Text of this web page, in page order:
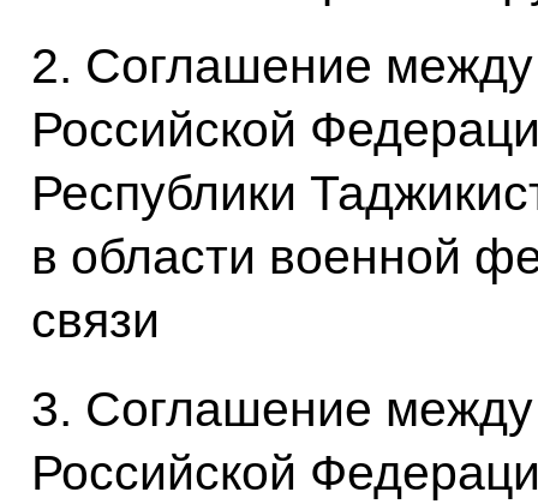
2. Соглашение
Российской
Республики
в области военной
связи
3. Соглашение
Российской